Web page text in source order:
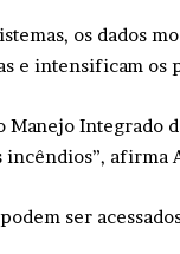
os dados
e intensificam os
Manejo
incêndios”, afirma
ser